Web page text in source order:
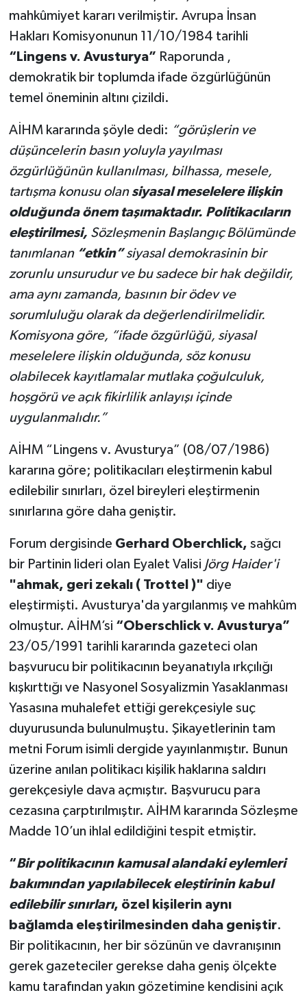
mahkûmiyet kararı verilmiştir. Avrupa İnsan
Hakları Komisyonunun 11/10/1984 tarihli
“Lingens v. Avusturya” Raporunda ,
demokratik bir toplumda ifade özgürlüğünün
temel öneminin altını çizildi.
AİHM kararında şöyle dedi: “görüşlerin ve
düşüncelerin basın yoluyla yayılması
özgürlüğünün kullanılması, bilhassa, mesele,
tartışma konusu olansiyasal meselelere ilişkin
olduğunda önem taşımaktadır. Politikacıların
eleştirilmesi, Sözleşmenin Başlangıç Bölümünde
tanımlanan “etkin”siyasal demokrasinin bir
zorunlu unsurudur ve bu sadece bir hak değildir,
ama aynı zamanda, basının bir ödev ve
sorumluluğu olarak da değerlendirilmelidir.
Komisyona göre, “ifade özgürlüğü, siyasal
meselelere ilişkin olduğunda, söz konusu
olabilecek kayıtlamalar mutlaka çoğulculuk,
hoşgörü ve açık fikirlilik anlayışı içinde
uygulanmalıdır.”
AİHM “Lingens v. Avusturya” (08/07/1986)
kararına göre; politikacıları eleştirmenin kabul
edilebilir sınırları, özel bireyleri eleştirmenin
sınırlarına göre daha geniştir.
Forum dergisinde Gerhard Oberchlick, sağcı
bir Partinin lideri olan Eyalet Valisi Jörg Haider'i
"ahmak, geri zekalı ( Trottel )" diye
eleştirmişti. Avusturya'da yargılanmış ve mahkûm
olmuştur. AİHM’si “Oberschlick v. Avusturya”
23/05/1991 tarihli kararında gazeteci olan
başvurucu bir politikacının beyanatıyla ırkçılığı
kışkırttığı ve Nasyonel Sosyalizmin Yasaklanması
Yasasına muhalefet ettiği gerekçesiyle suç
duyurusunda bulunulmuştu. Şikayetlerinin tam
metni Forum isimli dergide yayınlanmıştır. Bunun
üzerine anılan politikacı kişilik haklarına saldırı
gerekçesiyle dava açmıştır. Başvurucu para
cezasına çarptırılmıştır. AİHM kararında Sözleşme
Madde 10’un ihlal edildiğini tespit etmiştir.
“Bir politikacının kamusal alandaki eylemleri
bakımından yapılabilecek eleştirinin kabul
edilebilir sınırları, özel kişilerin aynı
bağlamda eleştirilmesinden daha geniştir.
Bir politikacının, her bir sözünün ve davranışının
gerek gazeteciler gerekse daha geniş ölçekte
kamu tarafından yakın gözetimine kendisini açık